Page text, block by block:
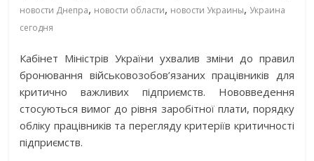
новости Днепра, новости области, новости Украины, Украина
сегодня
Кабінет Міністрів України ухвалив зміни до правил
бронювання військовозобов’язаних працівників для
критично важливих підприємств. Нововведення
стосуються вимог до рівня заробітної плати, порядку
обліку працівників та перегляду критеріїв критичності
підприємств.